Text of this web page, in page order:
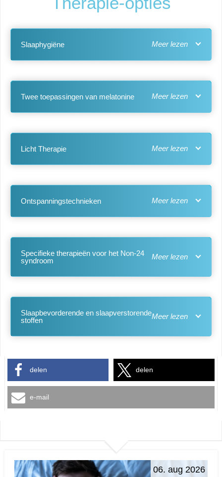
Slaaphygiëne
Twee toepassingen van melatonine
Licht Therapie
Ontspanningstechnieken
Specifieke therapieën voor het Non-24
syndroom
Slaapbevorderende en slaapverstorende
stoffen
delen delen
e-mail
06. aug 2026